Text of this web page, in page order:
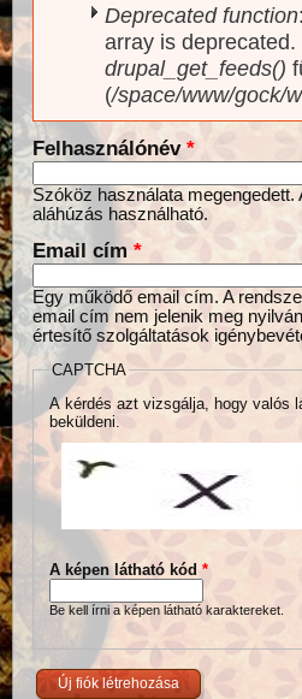
Deprecated function
array is
drupal_get_feeds()
(/space/www/gock/
Felhasználónév *
Szóköz használata
aláhúzás használható.
Email cím *
Egy működő email cím. A
email cím nem jelenik meg
értesítő szolgáltatások
CAPTCHA
A kérdés azt vizsgálja, hogy valós
beküldeni.
A képen látható kód *
Be kell írni a képen látható karaktereket.